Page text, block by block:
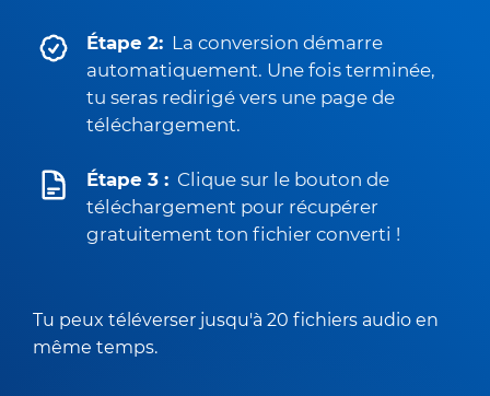
Étape 2: La conversion démarre
automatiquement. Une fois terminée,
tu seras redirigé vers une page de
téléchargement.
Étape 3 : Clique sur le bouton de
téléchargement pour récupérer
gratuitement ton fichier converti !
Tu peux téléverser jusqu'à 20 fichiers audio en
même temps.